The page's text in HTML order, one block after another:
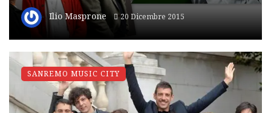
Ilio Masprone 20 Dicembre 2015
SANREMO MUSIC CITY